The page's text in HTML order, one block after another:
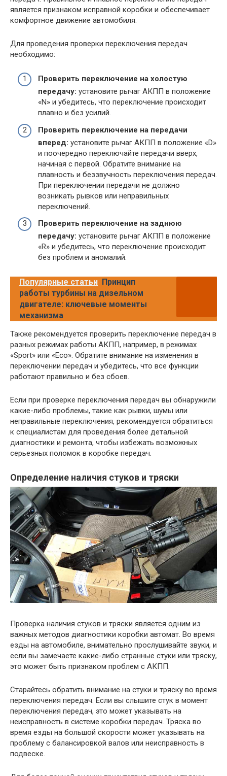
является признаком исправной коробки и обеспечивает
комфортное движение автомобиля.
Для проведения проверки переключения передач
необходимо:
Проверить переключение на холостую
передачу: установите рычаг АКПП в положение
«N» и убедитесь, что переключение происходит
плавно и без усилий.
Проверить переключение на передачи
вперед: установите рычаг АКПП в положение «D»
и поочередно переключайте передачи вверх,
начиная с первой. Обратите внимание на
плавность и беззвучность переключения передач.
При переключении передачи не должно
возникать рывков или неправильных
переключений.
Проверить переключение на заднюю
передачу: установите рычаг АКПП в положение
«R» и убедитесь, что переключение происходит
без проблем и аномалий.
Популярные статьи Принцип
работы турбины на дизельном
двигателе: ключевые моменты
механизма
Также рекомендуется проверить переключение передач в
разных режимах работы АКПП, например, в режимах
«Sport» или «Eco». Обратите внимание на изменения в
переключении передач и убедитесь, что все функции
работают правильно и без сбоев.
Если при проверке переключения передач вы обнаружили
какие-либо проблемы, такие как рывки, шумы или
неправильные переключения, рекомендуется обратиться
к специалистам для проведения более детальной
диагностики и ремонта, чтобы избежать возможных
серьезных поломок в коробке передач.
Определение наличия стуков и тряски
Проверка наличия стуков и тряски является одним из
важных методов диагностики коробки автомат. Во время
езды на автомобиле, внимательно прослушивайте звуки, и
если вы замечаете какие-либо странные стуки или тряску,
это может быть признаком проблем с АКПП.
Старайтесь обратить внимание на стуки и тряску во время
переключения передач. Если вы слышите стук в момент
переключения передач, это может указывать на
неисправность в системе коробки передач. Тряска во
время езды на большой скорости может указывать на
проблему с балансировкой валов или неисправность в
подвеске.